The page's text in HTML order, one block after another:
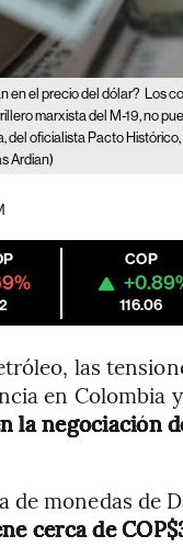
en el precio del dólar? Los
marxista del M-19, no
oficialista Pacto
Ardian)
COP
116.06
las
en Colombia
la negociación
monedas de
cerca de